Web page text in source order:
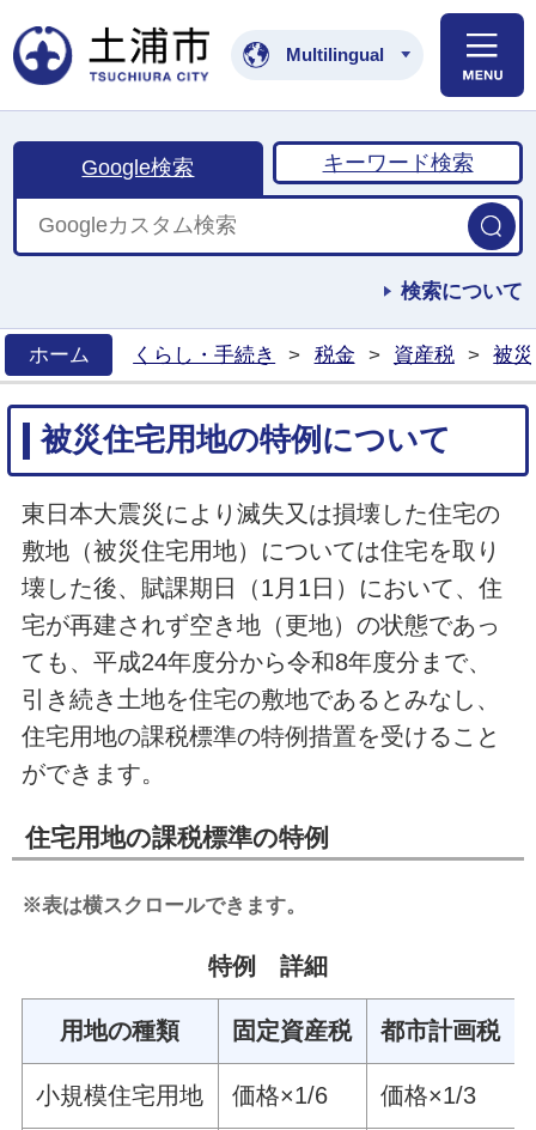
土浦市公式ホームペ
Multilingual
Google検索 キーワード検索
検索について
ホーム
くらし・手続き > 税金 > 資産税 > 被
被災住宅用地の特例について
東日本大震災により滅失又は損壊した住宅の
敷地（被災住宅用地）については住宅を取り
壊した後、賦課期日（1月1日）において、住
宅が再建されず空き地（更地）の状態であっ
ても、平成24年度分から令和8年度分まで、
引き続き土地を住宅の敷地であるとみなし、
住宅用地の課税標準の特例措置を受けること
ができます。
住宅用地の課税標準の特例
※表は横スクロールできます。
特例 詳細
用地の種類 固定資産税 都市計画税
小規模住宅用地 価格×1/6 価格×1/3